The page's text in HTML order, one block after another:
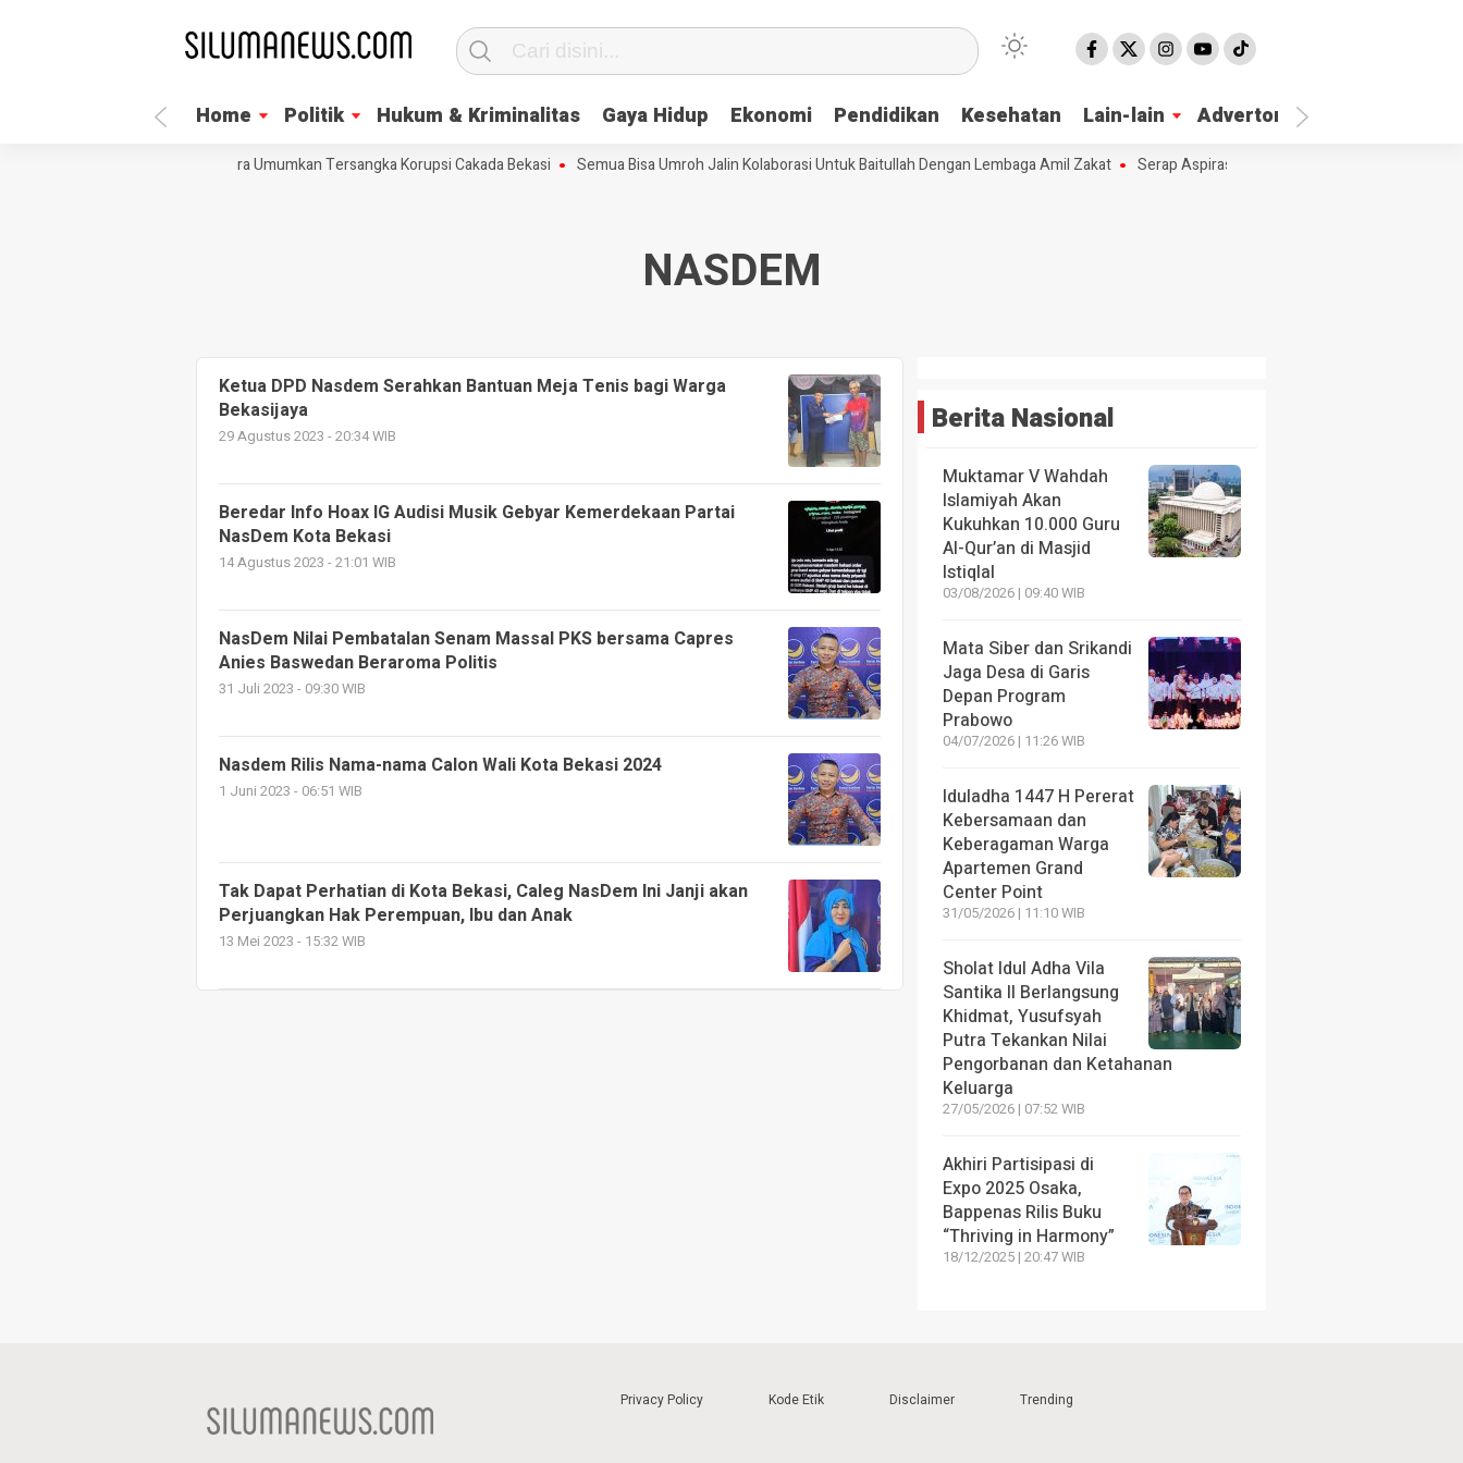
Home Politik Hukum & Kriminalitas Gaya Hidup Ekonomi Pendidikan Kesehatan Lain-lain Advertorial
LSM Trinusa Desak KPK Segera Umumkan Tersangka Korupsi Cakada Bekasi Semua Bisa Umroh Jalin Kolaborasi Untuk Baitullah Dengan Lembaga Amil Zakat Serap Aspirasi Masyarakat Hj. Nur Azizah Tamhid
NASDEM
Ketua DPD Nasdem Serahkan Bantuan Meja Tenis bagi Warga
Bekasijaya
29 Agustus 2023 - 20:34 WIB
Beredar Info Hoax IG Audisi Musik Gebyar Kemerdekaan Partai
NasDem Kota Bekasi
14 Agustus 2023 - 21:01 WIB
NasDem Nilai Pembatalan Senam Massal PKS bersama Capres
Anies Baswedan Beraroma Politis
31 Juli 2023 - 09:30 WIB
Nasdem Rilis Nama-nama Calon Wali Kota Bekasi 2024
1 Juni 2023 - 06:51 WIB
Tak Dapat Perhatian di Kota Bekasi, Caleg NasDem Ini Janji akan
Perjuangkan Hak Perempuan, Ibu dan Anak
13 Mei 2023 - 15:32 WIB
Berita Nasional
Muktamar V Wahdah
Islamiyah Akan
Kukuhkan 10.000 Guru
Al-Qur’an di Masjid
Istiqlal
03/08/2026 | 09:40 WIB
Mata Siber dan Srikandi
Jaga Desa di Garis
Depan Program
Prabowo
04/07/2026 | 11:26 WIB
Iduladha 1447 H Pererat
Kebersamaan dan
Keberagaman Warga
Apartemen Grand
Center Point
31/05/2026 | 11:10 WIB
Sholat Idul Adha Vila
Santika II Berlangsung
Khidmat, Yusufsyah
Putra Tekankan Nilai
Pengorbanan dan Ketahanan
Keluarga
27/05/2026 | 07:52 WIB
Akhiri Partisipasi di
Expo 2025 Osaka,
Bappenas Rilis Buku
“Thriving in Harmony”
18/12/2025 | 20:47 WIB
Privacy Policy Kode Etik Disclaimer Trending